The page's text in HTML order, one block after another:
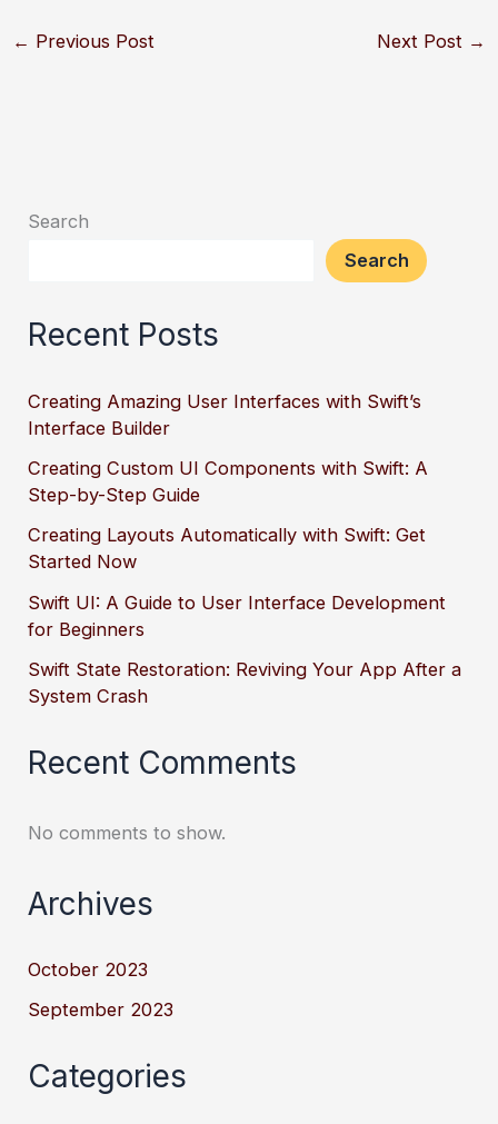
← Previous Post Next Post →
Search
Search
Recent Posts
Creating Amazing User Interfaces with Swift’s
Interface Builder
Creating Custom UI Components with Swift: A
Step-by-Step Guide
Creating Layouts Automatically with Swift: Get
Started Now
Swift UI: A Guide to User Interface Development
for Beginners
Swift State Restoration: Reviving Your App After a
System Crash
Recent Comments
No comments to show.
Archives
October 2023
September 2023
Categories